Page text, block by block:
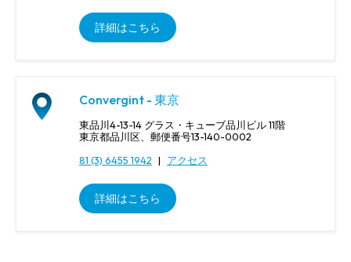
詳細はこちら
Convergint - 東京
東品川4-13-14 グラス・キューブ品川ビル 11階
東京都品川区、郵便番号13-140-0002
81 (3) 6455 1942 | アクセス
詳細はこちら